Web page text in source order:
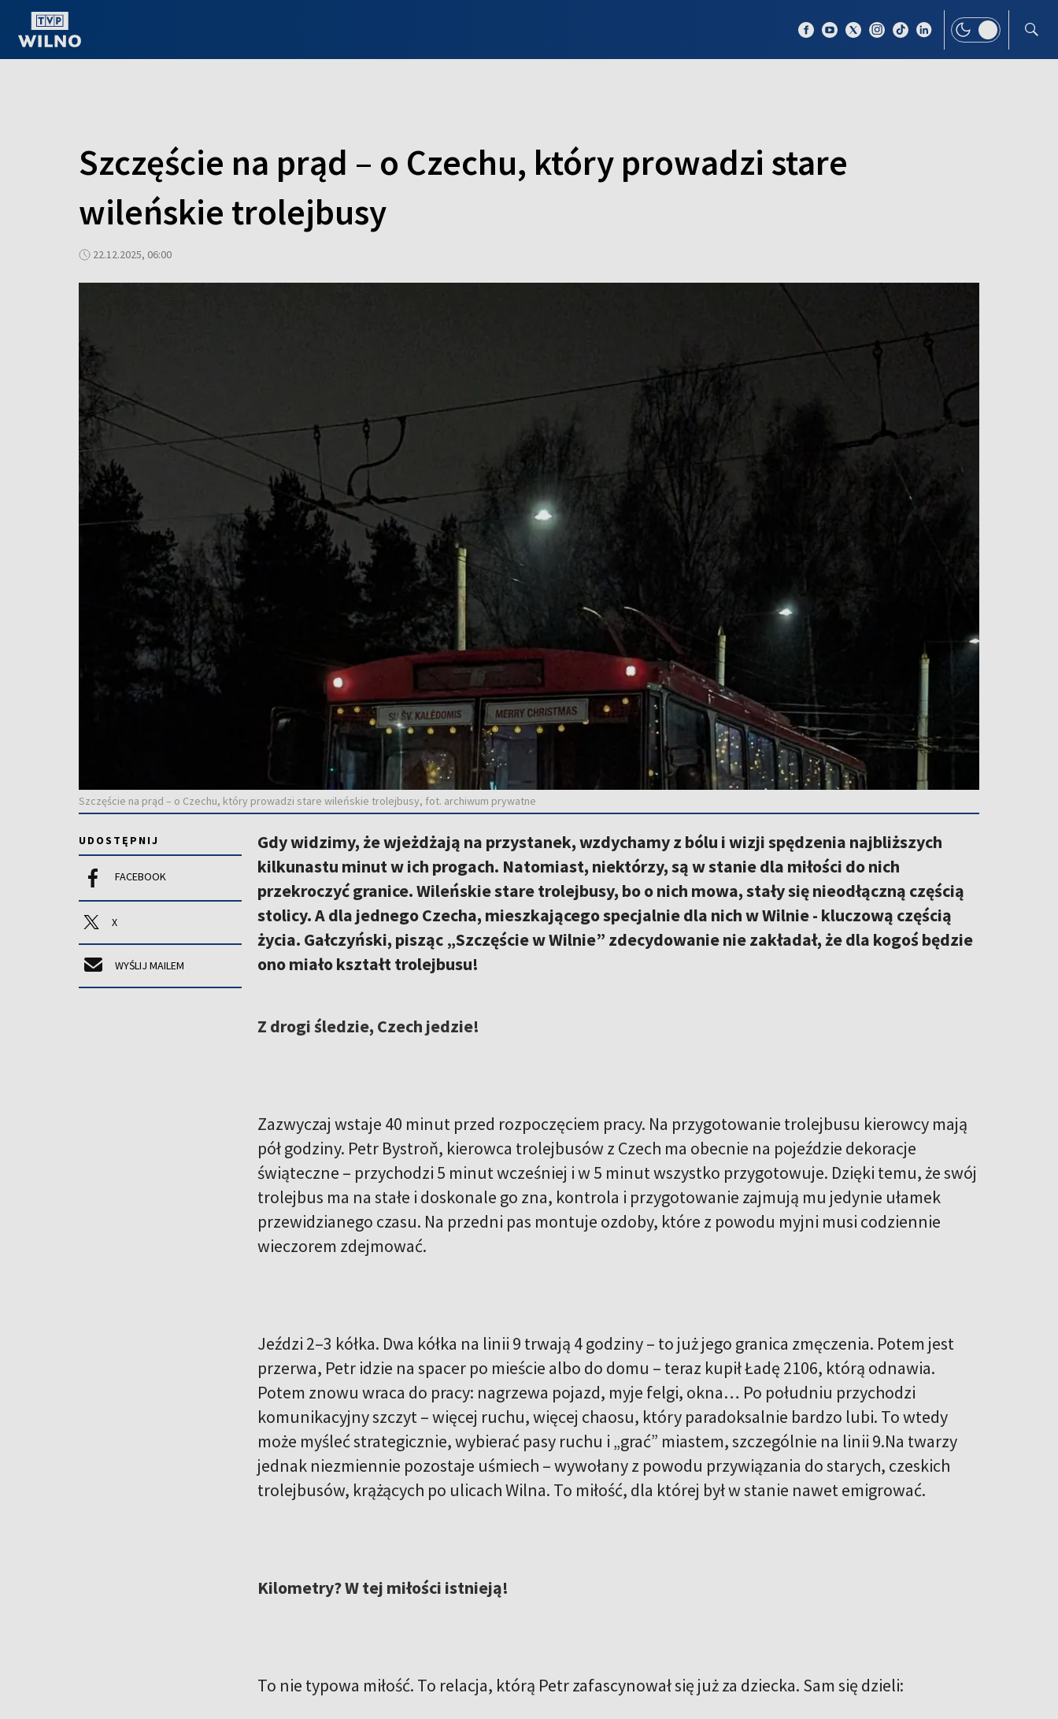
Szczęście na prąd – o Czechu, który prowadzi stare
wileńskie trolejbusy
22.12.2025, 06:00
Szczęście na prąd – o Czechu, który prowadzi stare wileńskie trolejbusy, fot. archiwum prywatne
UDOSTĘPNIJ
FACEBOOK
X
WYŚLIJ MAILEM
Gdy widzimy, że wjeżdżają na przystanek, wzdychamy z bólu i wizji spędzenia najbliższych
kilkunastu minut w ich progach. Natomiast, niektórzy, są w stanie dla miłości do nich
przekroczyć granice. Wileńskie stare trolejbusy, bo o nich mowa, stały się nieodłączną częścią
stolicy. A dla jednego Czecha, mieszkającego specjalnie dla nich w Wilnie - kluczową częścią
życia. Gałczyński, pisząc „Szczęście w Wilnie” zdecydowanie nie zakładał, że dla kogoś będzie
ono miało kształt trolejbusu!
Z drogi śledzie, Czech jedzie!
Zazwyczaj wstaje 40 minut przed rozpoczęciem pracy. Na przygotowanie trolejbusu kierowcy mają
pół godziny. Petr Bystroň, kierowca trolejbusów z Czech ma obecnie na pojeździe dekoracje
świąteczne – przychodzi 5 minut wcześniej i w 5 minut wszystko przygotowuje. Dzięki temu, że swój
trolejbus ma na stałe i doskonale go zna, kontrola i przygotowanie zajmują mu jedynie ułamek
przewidzianego czasu. Na przedni pas montuje ozdoby, które z powodu myjni musi codziennie
wieczorem zdejmować.
Jeździ 2–3 kółka. Dwa kółka na linii 9 trwają 4 godziny – to już jego granica zmęczenia. Potem jest
przerwa, Petr idzie na spacer po mieście albo do domu – teraz kupił Ładę 2106, którą odnawia.
Potem znowu wraca do pracy: nagrzewa pojazd, myje felgi, okna… Po południu przychodzi
komunikacyjny szczyt – więcej ruchu, więcej chaosu, który paradoksalnie bardzo lubi. To wtedy
może myśleć strategicznie, wybierać pasy ruchu i „grać” miastem, szczególnie na linii 9.Na twarzy
jednak niezmiennie pozostaje uśmiech – wywołany z powodu przywiązania do starych, czeskich
trolejbusów, krążących po ulicach Wilna. To miłość, dla której był w stanie nawet emigrować.
Kilometry? W tej miłości istnieją!
To nie typowa miłość. To relacja, którą Petr zafascynował się już za dziecka. Sam się dzieli: